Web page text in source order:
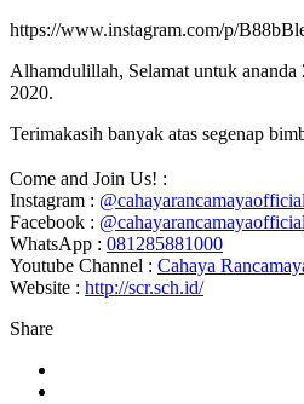
https://www.instagram.com/p/
Alhamdulillah, Selamat untuk
2020.
Terimakasih banyak atas segenap
Come and Join Us! :
Instagram : @cahayarancamayaofficial
Facebook : @cahayarancamayaofficial
WhatsApp : 081285881000
Youtube Channel : Cahaya
Website : http://scr.sch.id/
Share